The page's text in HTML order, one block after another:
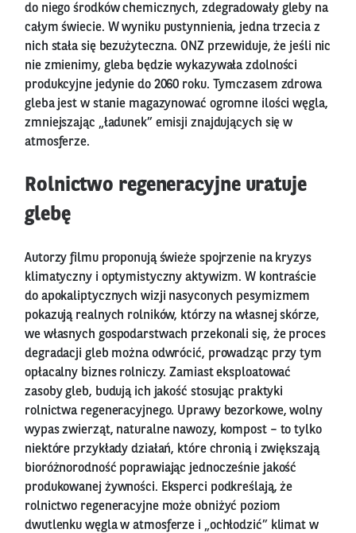
do niego środków chemicznych, zdegradowały gleby na
całym świecie. W wyniku pustynnienia, jedna trzecia z
nich stała się bezużyteczna. ONZ przewiduje, że jeśli nic
nie zmienimy, gleba będzie wykazywała zdolności
produkcyjne jedynie do 2060 roku. Tymczasem zdrowa
gleba jest w stanie magazynować ogromne ilości węgla,
zmniejszając „ładunek” emisji znajdujących się w
atmosferze.
Rolnictwo regeneracyjne uratuje
glebę
Autorzy filmu proponują świeże spojrzenie na kryzys
klimatyczny i optymistyczny aktywizm. W kontraście
do apokaliptycznych wizji nasyconych pesymizmem
pokazują realnych rolników, którzy na własnej skórze,
we własnych gospodarstwach przekonali się, że proces
degradacji gleb można odwrócić, prowadząc przy tym
opłacalny biznes rolniczy. Zamiast eksploatować
zasoby gleb, budują ich jakość stosując praktyki
rolnictwa regeneracyjnego. Uprawy bezorkowe, wolny
wypas zwierząt, naturalne nawozy, kompost – to tylko
niektóre przykłady działań, które chronią i zwiększają
bioróżnorodność poprawiając jednocześnie jakość
produkowanej żywności. Eksperci podkreślają, że
rolnictwo regeneracyjne może obniżyć poziom
dwutlenku węgla w atmosferze i „ochłodzić” klimat w